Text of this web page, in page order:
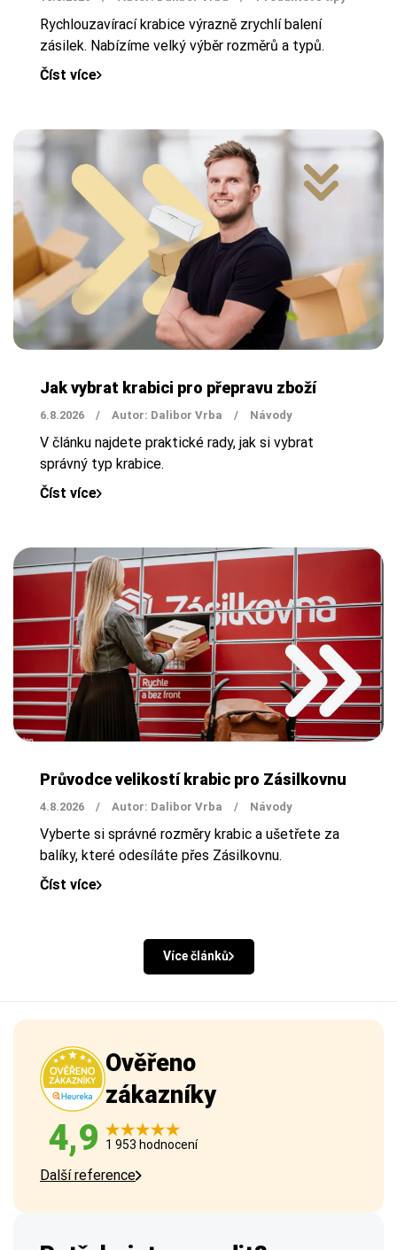
Rychlouzavírací krabice výrazně zrychlí balení
zásilek. Nabízíme velký výběr rozměrů a typů.
Číst více
Jak vybrat krabici pro přepravu zboží
6.8.2026 / Autor: Dalibor Vrba / Návody
V článku najdete praktické rady, jak si vybrat
správný typ krabice.
Číst více
Průvodce velikostí krabic pro Zásilkovnu
4.8.2026 / Autor: Dalibor Vrba / Návody
Vyberte si správné rozměry krabic a ušetřete za
balíky, které odesíláte přes Zásilkovnu.
Číst více
Více článků
Ověřeno
zákazníky
4,9 1 953 hodnocení
Další reference